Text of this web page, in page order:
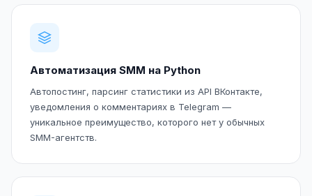
Автоматизация SMM на Python
Автопостинг, парсинг статистики из API ВКонтакте,
уведомления о комментариях в Telegram —
уникальное преимущество, которого нет у обычных
SMM-агентств.